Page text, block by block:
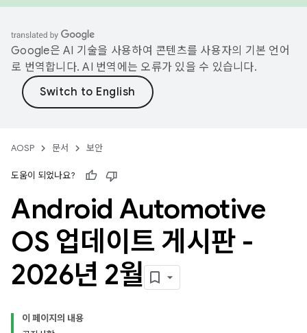
Google은 AI 기술을 사용하여 콘텐츠를 사용자의 기본 언어
로 번역합니다. AI 번역에는 오류가 있을 수 있습니다.
AOSP 문서 보안
도움이 되었나요?
Android Automotive
OS 업데이트 게시판 -
2026년 2월
이 페이지의 내용